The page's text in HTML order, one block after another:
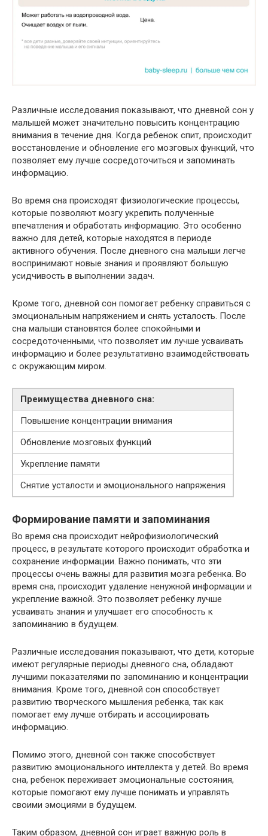
Различные исследования показывают, что дневной сон у
малышей может значительно повысить концентрацию
внимания в течение дня. Когда ребенок спит, происходит
восстановление и обновление его мозговых функций, что
позволяет ему лучше сосредоточиться и запоминать
информацию.
Во время сна происходят физиологические процессы,
которые позволяют мозгу укрепить полученные
впечатления и обработать информацию. Это особенно
важно для детей, которые находятся в периоде
активного обучения. После дневного сна малыши легче
воспринимают новые знания и проявляют большую
усидчивость в выполнении задач.
Кроме того, дневной сон помогает ребенку справиться с
эмоциональным напряжением и снять усталость. После
сна малыши становятся более спокойными и
сосредоточенными, что позволяет им лучше усваивать
информацию и более результативно взаимодействовать
с окружающим миром.
Преимущества дневного сна:
Повышение концентрации внимания
Обновление мозговых функций
Укрепление памяти
Снятие усталости и эмоционального напряжения
Формирование памяти и запоминания
Во время сна происходит нейрофизиологический
процесс, в результате которого происходит обработка и
сохранение информации. Важно понимать, что эти
процессы очень важны для развития мозга ребенка. Во
время сна, происходит удаление ненужной информации и
укрепление важной. Это позволяет ребенку лучше
усваивать знания и улучшает его способность к
запоминанию в будущем.
Различные исследования показывают, что дети, которые
имеют регулярные периоды дневного сна, обладают
лучшими показателями по запоминанию и концентрации
внимания. Кроме того, дневной сон способствует
развитию творческого мышления ребенка, так как
помогает ему лучше отбирать и ассоциировать
информацию.
Помимо этого, дневной сон также способствует
развитию эмоционального интеллекта у детей. Во время
сна, ребенок переживает эмоциональные состояния,
которые помогают ему лучше понимать и управлять
своими эмоциями в будущем.
Таким образом, дневной сон играет важную роль в